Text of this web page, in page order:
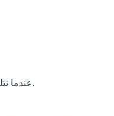
عندما نتلقى معلوماتك ، سنصدر لك فاتورة حتى تتمكن من الدفع لنا.